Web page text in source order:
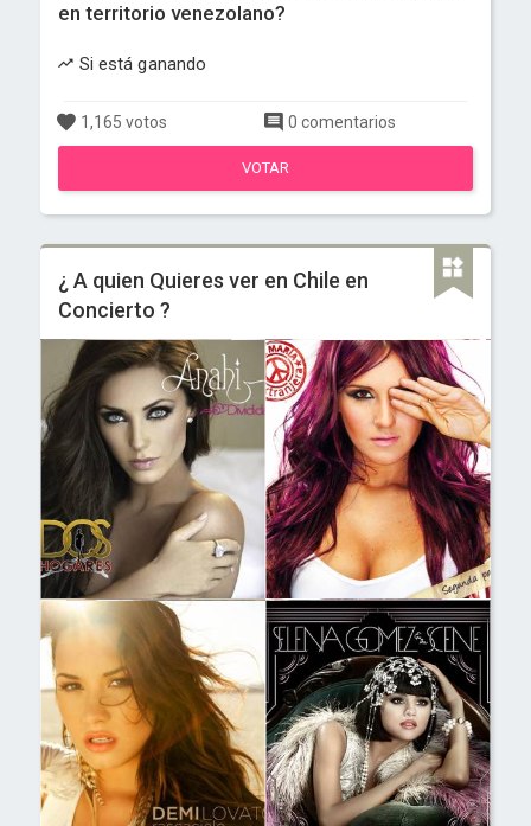
en territorio venezolano?
Si está ganando
1,165 votos 0 comentarios
VOTAR
¿ A quien Quieres ver en Chile en
Concierto ?